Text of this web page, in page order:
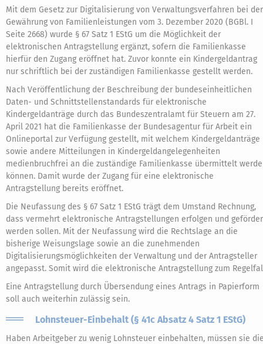
Mit dem Gesetz zur Digitalisierung von Verwaltungsverfahren bei der
Gewährung von Familienleistungen vom 3. Dezember 2020 (BGBl. I
Seite 2668) wurde § 67 Satz 1 EStG um die Möglichkeit der
elektronischen Antragstellung ergänzt, sofern die Familienkasse
hierfür den Zugang eröffnet hat. Zuvor konnte ein Kindergeldantrag
nur schriftlich bei der zuständigen Familienkasse gestellt werden.
Nach Veröffentlichung der Beschreibung der bundeseinheitlichen
Daten- und Schnittstellenstandards für elektronische
Kindergeldanträge durch das Bundeszentralamt für Steuern am 27.
April 2021 hat die Familienkasse der Bundesagentur für Arbeit ein
Onlineportal zur Verfügung gestellt, mit welchem Kindergeldanträge
sowie andere Mitteilungen in Kindergeldangelegenheiten
medienbruchfrei an die zuständige Familienkasse übermittelt
können. Damit wurde der Zugang für eine elektronische
Antragstellung bereits eröffnet.
Die Neufassung des § 67 Satz 1 EStG trägt dem Umstand Rechnung,
dass vermehrt elektronische Antragstellungen erfolgen und
werden sollen. Mit der Neufassung wird die Rechtslage an die
bisherige Weisungslage sowie an die zunehmenden
Digitalisierungsmöglichkeiten der Verwaltung und der Antragsteller
angepasst. Somit wird die elektronische Antragstellung zum
Eine Antragstellung durch Übersendung eines Antrags in Papierform
soll auch weiterhin zulässig sein.
Lohnsteuer-Einbehalt (§ 41c Absatz 4 Satz 1 EStG)
Haben Arbeitgeber zu wenig Lohnsteuer einbehalten, müssen sie